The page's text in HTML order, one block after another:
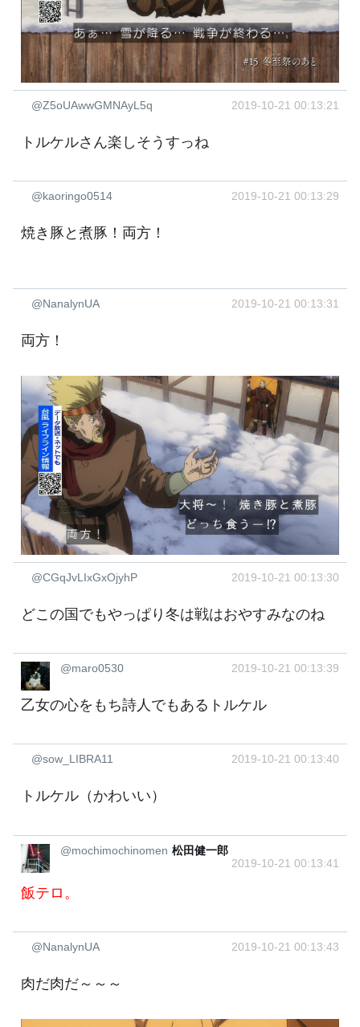
@Z5oUAwwGMNAyL5q 2019-10-21 00:13:21
トルケルさん楽しそうすっね
@kaoringo0514 2019-10-21 00:13:29
焼き豚と煮豚！両方！
@NanalynUA 2019-10-21 00:13:31
両方！
@CGqJvLIxGxOjyhP 2019-10-21 00:13:30
どこの国でもやっぱり冬は戦はおやすみなのね
@maro0530 2019-10-21 00:13:39
乙女の心をもち詩人でもあるトルケル
@sow_LIBRA11 2019-10-21 00:13:40
トルケル（かわいい）
@mochimochinomen 松田健一郎
2019-10-21 00:13:41
飯テロ。
@NanalynUA 2019-10-21 00:13:43
肉だ肉だ～～～